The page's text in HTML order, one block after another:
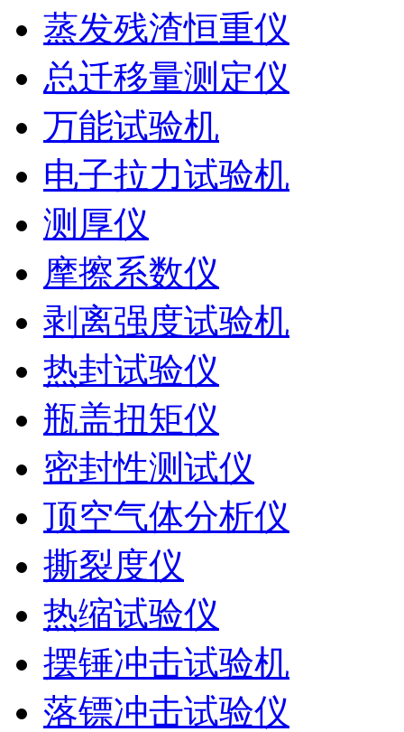
蒸发残渣恒重仪
总迁移量测定仪
万能试验机
电子拉力试验机
测厚仪
摩擦系数仪
剥离强度试验机
热封试验仪
瓶盖扭矩仪
密封性测试仪
顶空气体分析仪
撕裂度仪
热缩试验仪
摆锤冲击试验机
落镖冲击试验仪